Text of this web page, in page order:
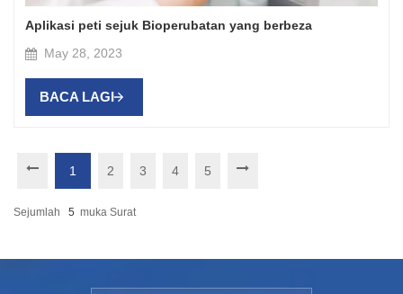
Aplikasi peti sejuk Bioperubatan yang berbeza
May 28, 2023
BACA LAGI
1 2 3 4 5
Sejumlah 5 Muka Surat